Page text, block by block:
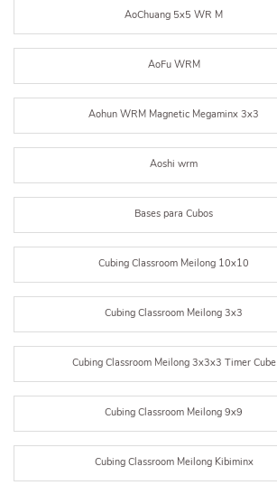
AoChuang 5x5 WR M
AoFu WRM
Aohun WRM Magnetic Megaminx 3x3
Aoshi wrm
Bases para Cubos
Cubing Classroom Meilong 10x10
Cubing Classroom Meilong 3x3
Cubing Classroom Meilong 3x3x3 Timer Cube
Cubing Classroom Meilong 9x9
Cubing Classroom Meilong Kibiminx